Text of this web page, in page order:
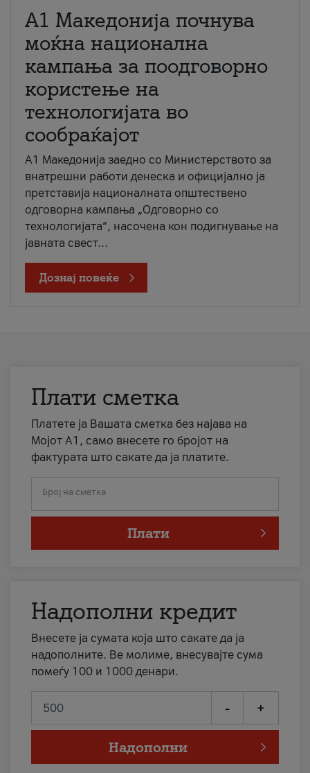
A1 Македонија почнува
моќна национална
кампања за поодговорно
користење на
технологијата во
сообраќајот
A1 Македонија заедно со Министерството за
внатрешни работи денеска и официјално ја
претставија националната општествено
одговорна кампања „Одговорно со
технологијата“, насочена кон подигнување на
јавната свест...
Дознај повеќе
Плати сметка
Платете ја Вашата сметка без најава на
Мојот А1, само внесете го бројот на
фактурата што сакате да ја платите.
Број на сметка
Плати
Надополни кредит
Внесете ја сумата која што сакате да ја
надополните. Ве молиме, внесувајте сума
помеѓу 100 и 1000 денари.
- +
Надополни